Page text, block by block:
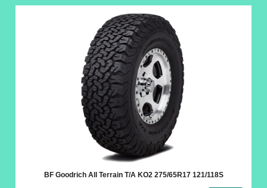
BF Goodrich All Terrain T/A KO2 275/65R17 121/118S